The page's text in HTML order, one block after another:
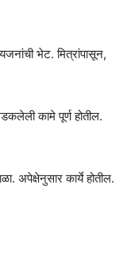
भेट. मित्रांपासून,
कामे पूर्ण होतील.
अपेक्षेनुसार कार्ये होतील.